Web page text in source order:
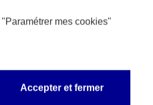
"Paramétrer mes cookies"
Accepter et fermer